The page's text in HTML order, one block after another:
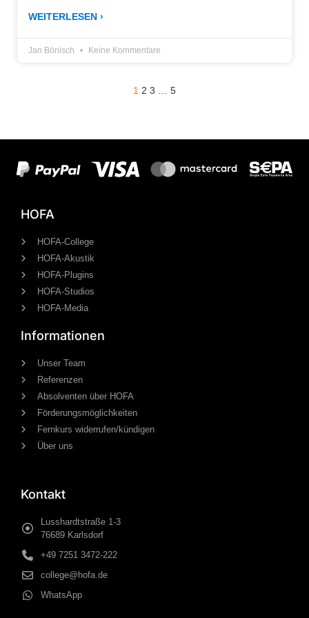
WEITERLESEN ›
Jan Bönisch Keine Kommentare
1 2 3 5
HOFA
HOFA-College
HOFA-Akustik
HOFA-Plugins
HOFA-Studios
HOFA-Media
Informationen
Unser Team
Referenzen
Absolventen über HOFA
Förderungsmöglichkeiten
Fernkurs widerrufen/kündigen
Über uns
Kontakt
Lusshardtstraße 1-3
76689 Karlsdorf
+49 7251 3472-222
college@hofa.de
WhatsApp